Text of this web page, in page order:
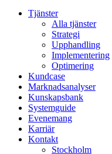
Tjänster
Alla tjänster
Strategi
Upphandling
Implementering
Optimering
Kundcase
Marknadsanalyser
Kunskapsbank
Systemguide
Evenemang
Karriär
Kontakt
Stockholm